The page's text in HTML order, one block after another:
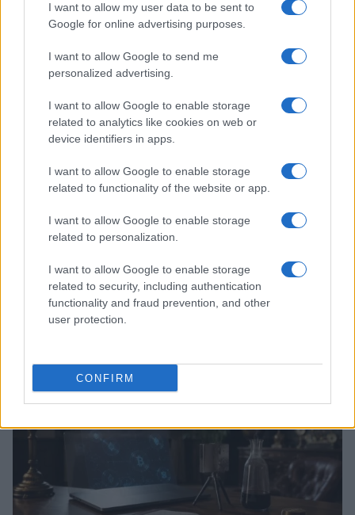
I want to allow my user data to be sent to
Google for online advertising purposes.
I want to allow Google to send me
personalized advertising.
I want to allow Google to enable storage
related to analytics like cookies on web or
device identifiers in apps.
I want to allow Google to enable storage
related to functionality of the website or app.
I want to allow Google to enable storage
related to personalization.
I want to allow Google to enable storage
related to security, including authentication
functionality and fraud prevention, and other
user protection.
CONFIRM
Novità fiscali 2026: cosa cambia con i nuovi decreti del Governo
DAC8 e cripto-tasse: obblighi, documenti e controlli per
investitori